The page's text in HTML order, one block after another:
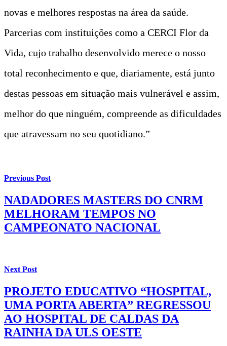
novas e melhores respostas na área da saúde.
Parcerias com instituições como a CERCI Flor da
Vida, cujo trabalho desenvolvido merece o nosso
total reconhecimento e que, diariamente, está junto
destas pessoas em situação mais vulnerável e assim,
melhor do que ninguém, compreende as dificuldades
que atravessam no seu quotidiano.”
Previous Post
NADADORES MASTERS DO CNRM
MELHORAM TEMPOS NO
CAMPEONATO NACIONAL
Next Post
PROJETO EDUCATIVO “HOSPITAL,
UMA PORTA ABERTA” REGRESSOU
AO HOSPITAL DE CALDAS DA
RAINHA DA ULS OESTE